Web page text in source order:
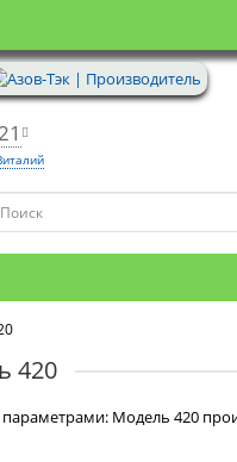
420
Модель 420